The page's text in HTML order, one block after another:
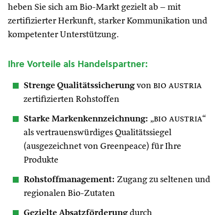
heben Sie sich am Bio-Markt gezielt ab – mit
zertifizierter Herkunft, starker Kommunikation und
kompetenter Unterstützung.
Ihre Vorteile als Handelspartner:
Strenge Qualitätssicherungvon bio austria
zertifizierten Rohstoffen
Starke Markenkennzeichnung: „bio austria“
als vertrauenswürdiges Qualitätssiegel
(ausgezeichnet von Greenpeace) für Ihre
Produkte
Rohstoffmanagement: Zugang zu seltenen und
regionalen Bio-Zutaten